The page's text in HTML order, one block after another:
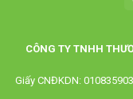
CÔNG TY TNHH
Giấy CNĐKDN: